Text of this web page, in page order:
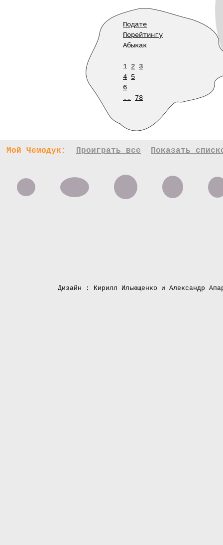
Подате
Порейтингу
Абыкак
1 2 3
4 5
6
..
78
Мой Чемодук: Проиграть все Показать
Дизайн : Кирилл Ильющенко и Александр